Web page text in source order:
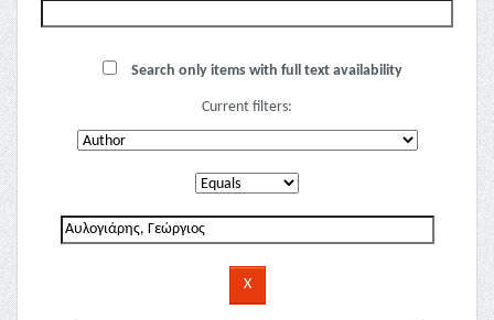
Search only items with full text availability
Current filters: